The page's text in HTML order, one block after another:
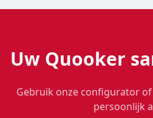
Uw Quooker
Gebruik onze configurator
persoonlijk